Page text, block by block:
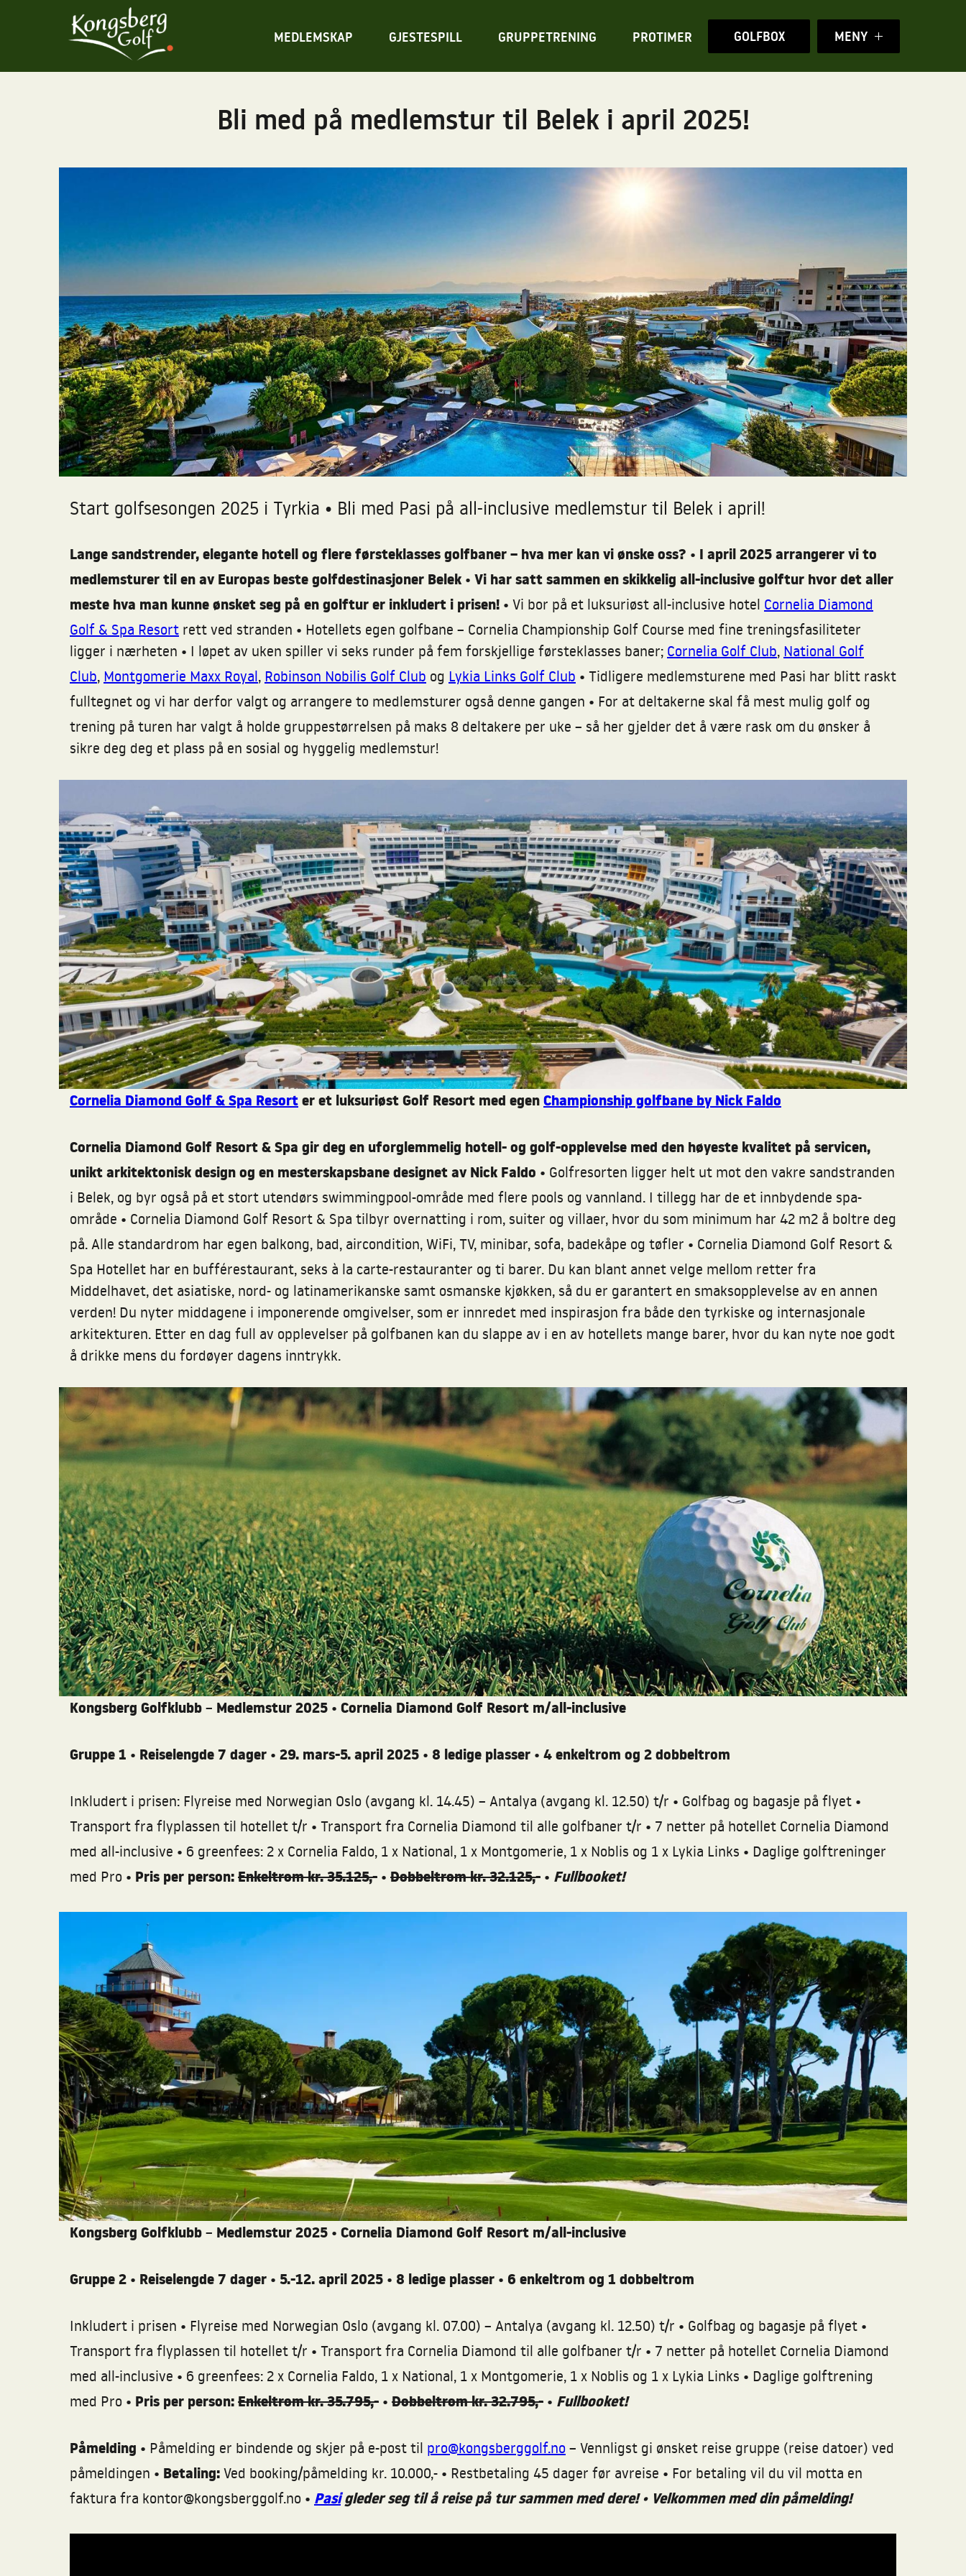
MEDLEMSKAP GJESTESPILL GRUPPETRENING PROTIMER GOLFBOX MENY
Bli med på medlemstur til Belek i april 2025!
Start golfsesongen 2025 i Tyrkia • Bli med Pasi på all-inclusive medlemstur til Belek i april!
Lange sandstrender, elegante hotell og flere førsteklasses golfbaner– hva mer kan vi ønske oss? • I april 2025 arrangerer vi to
medlemsturer til en av Europas beste golfdestinasjoner Belek•Vi har satt sammen en skikkelig all-inclusive golftur hvor det aller
meste hva man kunne ønsket seg på en golftur er inkludert i prisen!• Vi bor på et luksuriøst all-inclusive hotel Cornelia Diamond
Golf & Spa Resort rett ved stranden • Hotellets egen golfbane – Cornelia Championship Golf Course med fine treningsfasiliteter
ligger i nærheten • I løpet av uken spiller vi seks runder på fem forskjellige førsteklasses baner; Cornelia Golf Club, National Golf
Club, Montgomerie Maxx Royal, Robinson Nobilis Golf Club og Lykia Links Golf Club • Tidligere medlemsturene med Pasi har blitt raskt
fulltegnet og vi har derfor valgt og arrangere to medlemsturer også denne gangen • For at deltakerne skal få mest mulig golf og
trening på turen har valgt å holde gruppestørrelsen på maks 8 deltakere per uke – så her gjelder det å være rask om du ønsker å
sikre deg deg et plass på en sosial og hyggelig medlemstur!
Cornelia Diamond Golf & Spa Resorter et luksuriøst Golf Resort med egenChampionship golfbane by Nick Faldo
Cornelia Diamond Golf Resort & Spa gir deg en uforglemmelig hotell- og golf-opplevelse med den høyeste kvalitet på servicen,
unikt arkitektonisk design og en mesterskapsbane designet av Nick Faldo • Golfresorten ligger helt ut mot den vakre sandstranden
i Belek, og byr også på et stort utendørs swimmingpool-område med flere pools og vannland. I tillegg har de et innbydende spa-
område • Cornelia Diamond Golf Resort & Spa tilbyr overnatting i rom, suiter og villaer, hvor du som minimum har 42 m2 å boltre deg
på. Alle standardrom har egen balkong, bad, aircondition, WiFi, TV, minibar, sofa, badekåpe og tøfler • Cornelia Diamond Golf Resort &
Spa Hotellet har en bufférestaurant, seks à la carte-restauranter og ti barer. Du kan blant annet velge mellom retter fra
Middelhavet, det asiatiske, nord- og latinamerikanske samt osmanske kjøkken, så du er garantert en smaksopplevelse av en annen
verden! Du nyter middagene i imponerende omgivelser, som er innredet med inspirasjon fra både den tyrkiske og internasjonale
arkitekturen. Etter en dag full av opplevelser på golfbanen kan du slappe av i en av hotellets mange barer, hvor du kan nyte noe godt
å drikke mens du fordøyer dagens inntrykk.
Kongsberg Golfklubb– Medlemstur 2025 •Cornelia Diamond Golf Resort m/all-inclusive
Gruppe 1 • Reiselengde 7 dager • 29. mars-5. april 2025 •8 ledige plasser • 4 enkeltrom og 2 dobbeltrom
Inkludert i prisen: Flyreise med Norwegian Oslo (avgang kl. 14.45) – Antalya (avgang kl. 12.50) t/r • Golfbag og bagasje på flyet •
Transport fra flyplassen til hotellet t/r • Transport fra Cornelia Diamond til alle golfbaner t/r • 7 netter på hotellet Cornelia Diamond
med all-inclusive • 6 greenfees: 2 x Cornelia Faldo, 1 x National, 1 x Montgomerie, 1 x Noblis og 1 x Lykia Links • Daglige golftreninger
med Pro •Pris per person:Enkeltrom kr. 35.125,- • Dobbeltrom kr. 32.125,- • Fullbooket!
Kongsberg Golfklubb– Medlemstur 2025 •Cornelia Diamond Golf Resort m/all-inclusive
Gruppe 2•Reiselengde 7 dager•5.-12. april2025•8 ledige plasser • 6 enkeltrom og 1 dobbeltrom
Inkludert i prisen • Flyreise med Norwegian Oslo (avgang kl. 07.00) – Antalya (avgang kl. 12.50) t/r • Golfbag og bagasje på flyet •
Transport fra flyplassen til hotellet t/r • Transport fra Cornelia Diamond til alle golfbaner t/r • 7 netter på hotellet Cornelia Diamond
med all-inclusive • 6 greenfees: 2 x Cornelia Faldo, 1 x National, 1 x Montgomerie, 1 x Noblis og 1 x Lykia Links • Daglige golftrening
med Pro •Pris per person:Enkeltrom kr. 35.795,- • Dobbeltrom kr. 32.795,- • Fullbooket!
Påmelding• Påmelding er bindende og skjer på e-post til pro@kongsberggolf.no– Vennligst gi ønsket reise gruppe (reise datoer) ved
påmeldingen •Betaling:Ved booking/påmelding kr. 10.000,- • Restbetaling 45 dager før avreise • For betaling vil du vil motta en
faktura fra kontor@kongsberggolf.no •Pasigleder seg til å reise på tur sammen med dere!• Velkommen med din påmelding!